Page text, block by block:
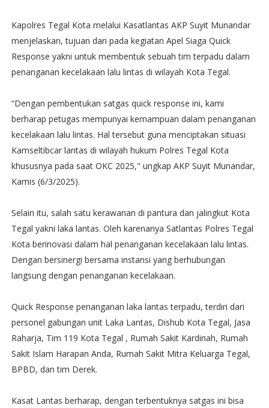
Kapolres Tegal Kota melalui Kasatlantas AKP Suyit Munandar
menjelaskan, tujuan dari pada kegiatan Apel Siaga Quick
Response yakni untuk membentuk sebuah tim terpadu dalam
penanganan kecelakaan lalu lintas di wilayah Kota Tegal.
“Dengan pembentukan satgas quick response ini, kami
berharap petugas mempunyai kemampuan dalam penanganan
kecelakaan lalu lintas. Hal tersebut guna menciptakan situasi
Kamseltibcar lantas di wilayah hukum Polres Tegal Kota
khususnya pada saat OKC 2025," ungkap AKP Suyit Munandar,
Kamis (6/3/2025).
Selain itu, salah satu kerawanan di pantura dan jalingkut Kota
Tegal yakni laka lantas. Oleh karenanya Satlantas Polres Tegal
Kota berinovasi dalam hal penanganan kecelakaan lalu lintas.
Dengan bersinergi bersama instansi yang berhubungan
langsung dengan penanganan kecelakaan.
Quick Response penanganan laka lantas terpadu, terdiri dari
personel gabungan unit Laka Lantas, Dishub Kota Tegal, Jasa
Raharja, Tim 119 Kota Tegal , Rumah Sakit Kardinah, Rumah
Sakit Islam Harapan Anda, Rumah Sakit Mitra Keluarga Tegal,
BPBD, dan tim Derek.
Kasat Lantas berharap, dengan terbentuknya satgas ini bisa